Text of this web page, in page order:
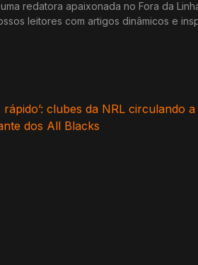
redatora apaixonada no Fora da
leitores com artigos dinâmicos e
rápido’: clubes da NRL circulando a
dos All Blacks